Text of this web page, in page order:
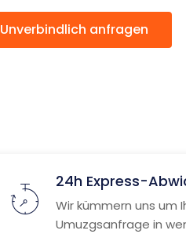
Unverbindlich anfragen
24h Express-
Wir kümmern uns um
Umuzgsanfrage in